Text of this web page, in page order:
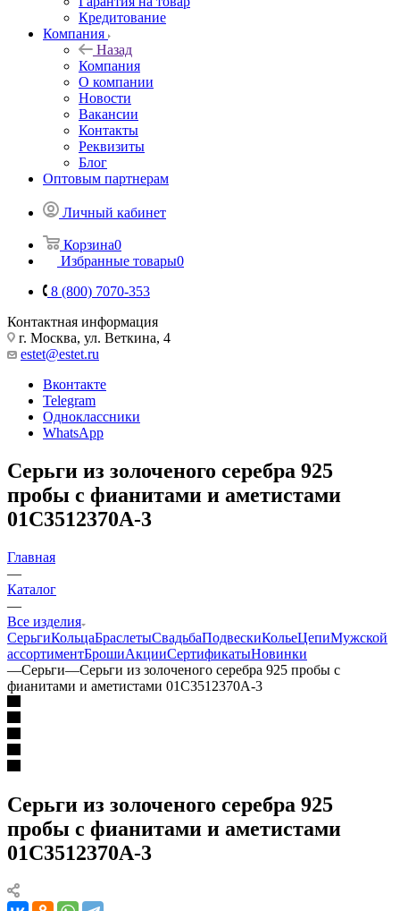
Кредитование
Компания
Назад
Компания
О компании
Новости
Вакансии
Контакты
Реквизиты
Блог
Оптовым партнерам
Личный кабинет
Корзина0
Избранные товары0
8 (800) 7070-353
Контактная информация
г. Москва, ул. Веткина, 4
estet@estet.ru
Вконтакте
Telegram
Одноклассники
WhatsApp
Серьги из золоченого серебра 925
пробы с фианитами и аметистами
01С3512370А-3
Главная
—
Каталог
—
Все изделия
СерьгиКольцаБраслетыСвадьбаПодвескиКольеЦепиМужской
ассортиментБрошиАкцииСертификатыНовинки
—Серьги—Серьги из золоченого серебра 925 пробы с
фианитами и аметистами 01С3512370А-3
Серьги из золоченого серебра 925
пробы с фианитами и аметистами
01С3512370А-3